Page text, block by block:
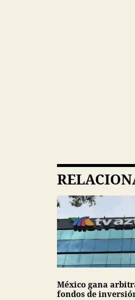
México gana
fondos de